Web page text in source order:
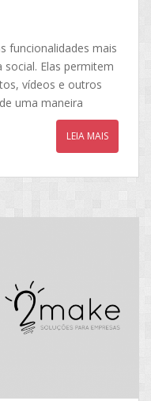
funcionalidades mais
Elas permitem
vídeos e outros
uma maneira
LEIA MAIS